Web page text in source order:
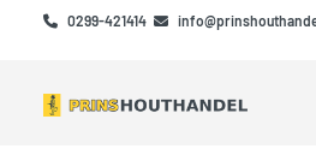
Skip
Skip
0299-421414